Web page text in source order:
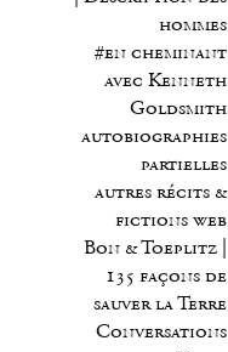
hommes
#en cheminant
avec Kenneth
Goldsmith
autobiographies
partielles
autres récits &
fictions web
Bon & Toeplitz |
135 façons de
sauver la Terre
Conversations